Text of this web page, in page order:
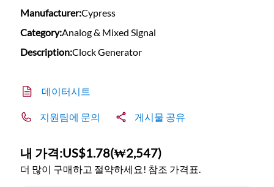
Manufacturer:Cypress
Category:Analog & Mixed Signal
Description:Clock Generator
데이터시트
지원팀에 문의 게시물 공유
내 가격:US$1.78(₩2,547)
더 많이 구매하고 절약하세요! 참조 가격표.